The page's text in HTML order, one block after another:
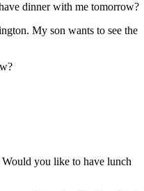
dinner with me tomorrow?
My son wants to see the
you like to have lunch